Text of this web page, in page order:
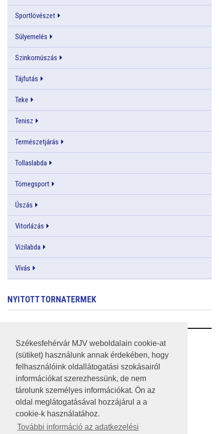
Székesfehérvár MJV weboldalain cookie-at
(sütiket) használunk annak érdekében, hogy
felhasználóink oldallátogatási szokásairól
információkat szerezhessünk, de nem
tárolunk személyes információkat. Ön az
oldal meglátogatásával hozzájárul a a
cookie-k használatához.
További információ az adatkezelési
Sportlövészet
Súlyemelés
Szinkornúszás
Tájfutás
Teke
Tenisz
Természetjárás
Tollaslabda
Tömegsport
Úszás
Vitorlázás
Vizilabda
Vívás
NYITOTT TORNATERMEK
RSS
A HONLAP 2017.03.31-I ÁLLAPOTA
JOGI NYILATKOZAT
IMPRESSZUM